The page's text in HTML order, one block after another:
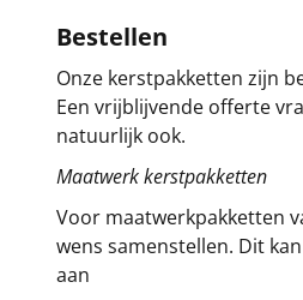
Bestellen
Onze kerstpakketten zijn
Een vrijblijvende offerte
natuurlijk ook.
Maatwerk kerstpakketten
Voor maatwerkpakketten
wens samenstellen. Dit
aan